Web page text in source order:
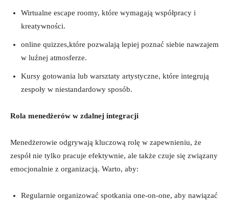
Wirtualne ​escape roomy, które wymagają współpracy i
kreatywności.
online quizzes,które pozwalają lepiej poznać siebie nawzajem
w luźnej atmosferze.
Kursy gotowania lub warsztaty artystyczne, które integrują
‌zespoły w niestandardowy sposób.
Rola menedżerów w zdalnej ​integracji
Menedżerowie odgrywają kluczową rolę‌ w ​zapewnieniu, że
zespół nie⁣ tylko pracuje efektywnie, ale także ‌czuje się związany
emocjonalnie ⁢z organizacją. Warto, aby:
Regularnie organizować spotkania one-on-one, aby nawiązać